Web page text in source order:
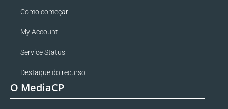
Como começar
My Account
Service Status
Destaque do recurso
O MediaCP